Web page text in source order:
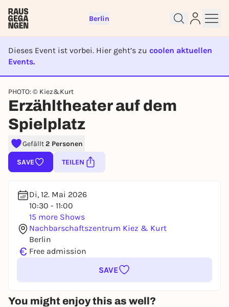
Berlin
Dieses Event ist vorbei. Hier geht’s zu coolen aktuellen
Events.
EVENT IST BEENDET
PHOTO: © Kiez&Kurt
Erzähltheater auf dem
Spielplatz
Gefällt2 Personen
SAVE TEILEN
Di, 12. Mai 2026
10:30 - 11:00
15 more Shows
Nachbarschaftszentrum Kiez & Kurt
Berlin
€ Free admission
SAVE
You might enjoy this as well?
Sign up for free and get started
right away
To like events, follow pages, or participate in
lotteries, you need a free Rausgegangen account.
You already have an account?